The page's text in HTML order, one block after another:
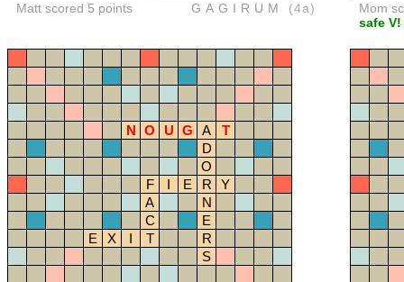
Matt scored 5 points GAGIRUM (4a)
Mom
safe V!
N O U G A
T
D
O
F
I E R
Y
A
N
C
E
E
X I T
R
S